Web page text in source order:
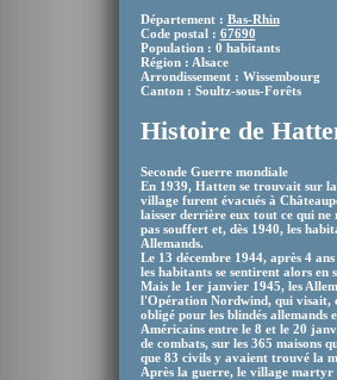
Département : Bas-Rhin
Code postal : 67690
Population : 0 habitants
Région : Alsace
Arrondissement : Wissembourg
Canton : Soultz-sous-Forêts
Histoire de
Seconde Guerre mondiale
En 1939, Hatten se trouvait sur
village furent évacués à
laisser derrière eux tout ce qui
pas souffert et, dès 1940, les
Allemands.
Le 13 décembre 1944, après 4
les habitants se sentirent alors en
Mais le 1er janvier 1945, les
l'Opération Nordwind, qui visait,
obligé pour les blindés allemands
Américains entre le 8 et le 20
de combats, sur les 365 maisons
que 83 civils y avaient trouvé la
Après la guerre, le village